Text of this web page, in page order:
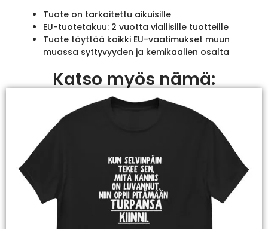
Tuote on tarkoitettu aikuisille
EU-tuotetakuu: 2 vuotta viallisille tuotteille
Tuote täyttää kaikki EU-vaatimukset muun
muassa syttyvyyden ja kemikaalien osalta
Katso myös nämä: